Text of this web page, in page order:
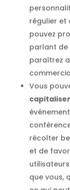
régulier et
pouvez
parlant de
paraîtrez
Vous
récolter
et de
que vous,